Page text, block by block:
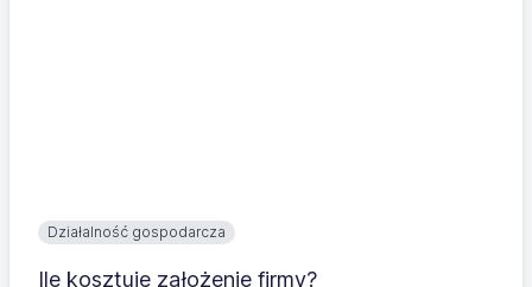
Działalność gospodarcza
Ile kosztuje założenie firmy?